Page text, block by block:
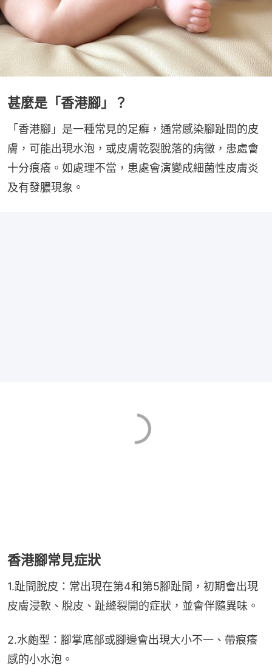
甚麼是「香港腳」？
「香港腳」是一種常見的足癬，通常感染腳趾間的皮
膚，可能出現水泡，或皮膚乾裂脫落的病徵，患處會
十分痕癢。如處理不當，患處會演變成細菌性皮膚炎
及有發膿現象。
香港腳常見症狀
1.趾間脫皮：常出現在第4和第5腳趾間，初期會出現
皮膚浸軟、脫皮、趾縫裂開的症狀，並會伴隨異味。
2.水皰型：腳掌底部或腳邊會出現大小不一、帶痕癢
感的小水泡。